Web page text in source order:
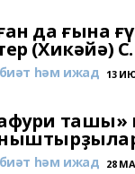
да ғына
(Хикәйә)
һәм ижад 13
ташы»
һәм ижад 28